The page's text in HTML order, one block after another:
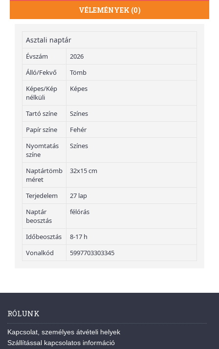
VÉLEMÉNYEK (0)
Asztali naptár
Évszám
2026
Álló/Fekvő
Tömb
Képes/Kép
nélküli
Képes
Tartó színe
Színes
Papír színe
Fehér
Nyomtatás
színe
Színes
Naptártömb
méret
32x15 cm
Terjedelem
27 lap
Naptár
beosztás
félórás
Időbeosztás
8-17 h
Vonalkód
5997703303345
RÓLUNK
Kapcsolat, személyes átvételi helyek
Szállítással kapcsolatos információ